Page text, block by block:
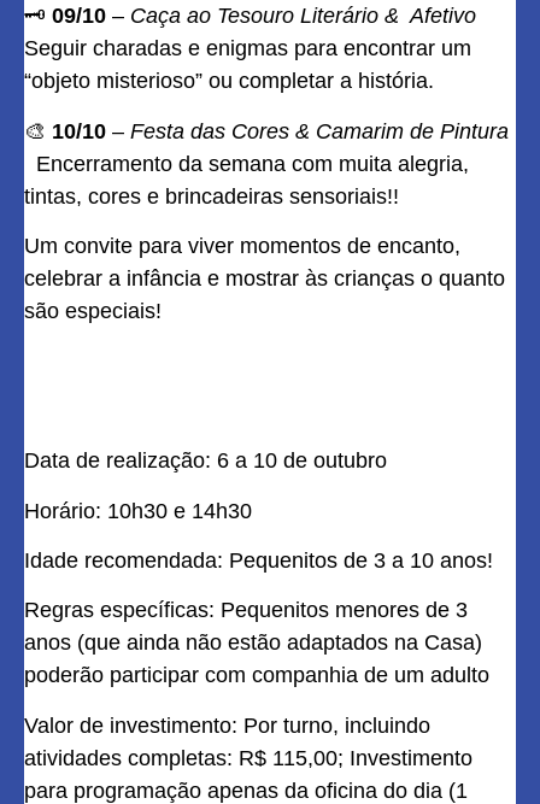
🗝️ 09/10 – Caça ao Tesouro Literário & Afetivo
Seguir charadas e enigmas para encontrar um
“objeto misterioso” ou completar a história.
🎨 10/10 – Festa das Cores & Camarim de Pintura
Encerramento da semana com muita alegria,
tintas, cores e brincadeiras sensoriais!!
Um convite para viver momentos de encanto,
celebrar a infância e mostrar às crianças o quanto
são especiais!
Data de realização: 6 a 10 de outubro
Horário: 10h30 e 14h30
Idade recomendada: Pequenitos de 3 a 10 anos!
Regras específicas: Pequenitos menores de 3
anos (que ainda não estão adaptados na Casa)
poderão participar com companhia de um adulto
Valor de investimento: Por turno, incluindo
atividades completas: R$ 115,00; Investimento
para programação apenas da oficina do dia (1